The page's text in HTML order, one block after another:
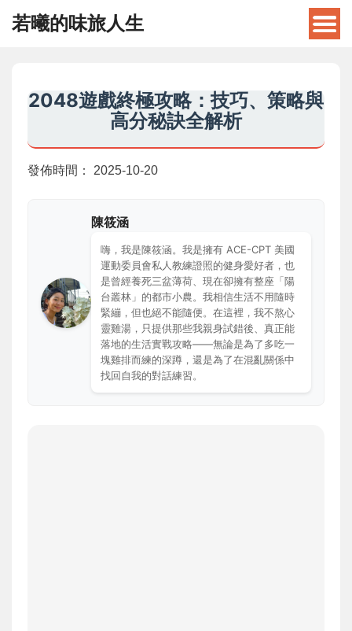
若曦的味旅人生
2048遊戲終極攻略：技巧、策略與
高分秘訣全解析
發佈時間： 2025-10-20
陳筱涵
嗨，我是陳筱涵。我是擁有 ACE-CPT 美國
運動委員會私人教練證照的健身愛好者，也
是曾經養死三盆薄荷、現在卻擁有整座「陽
台叢林」的都市小農。我相信生活不用隨時
緊繃，但也絕不能隨便。在這裡，我不熬心
靈雞湯，只提供那些我親身試錯後、真正能
落地的生活實戰攻略——無論是為了多吃一
塊雞排而練的深蹲，還是為了在混亂關係中
找回自我的對話練習。